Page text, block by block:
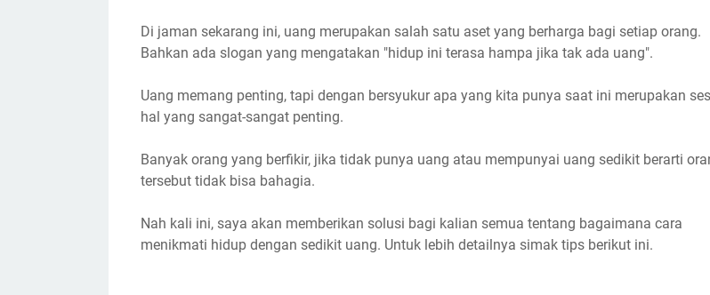
Di jaman sekarang ini, uang merupakan salah satu aset yang berharga bagi setiap orang.
Bahkan ada slogan yang mengatakan "hidup ini terasa hampa jika tak ada uang".
Uang memang penting, tapi dengan bersyukur apa yang kita punya saat ini merupakan
hal yang sangat-sangat penting.
Banyak orang yang berfikir, jika tidak punya uang atau mempunyai uang sedikit berarti
tersebut tidak bisa bahagia.
Nah kali ini, saya akan memberikan solusi bagi kalian semua tentang bagaimana cara
menikmati hidup dengan sedikit uang. Untuk lebih detailnya simak tips berikut ini.